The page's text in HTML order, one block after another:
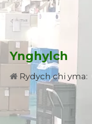
Ynghylch
Rydych chi yma: